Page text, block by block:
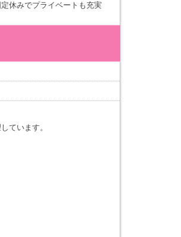
休みでプライベートも充実
ています。